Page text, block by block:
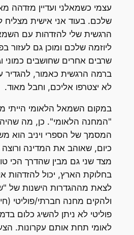
עצמי כשמאלני ועדיין מזדהה
שלכם. בעוד אני אישית
הרגשית שלי להזדהות עם
ליוזמה שלכם ומוכן גם לעזור
שרבים אחרים שחושבים כמוני
ברמה הרגשית כאמור,
לא יצטרפו אליכם, וחבל מאוד.
במקום השמאל הלאומי הייתי
"המחנה הלאומי". כן, מה
המסמך של הספרי ויניב הוא
כיום, שאוהב את המדינה
מצד שני גם מבין שהדרך הכי
בחלוקת הארץ, יכול להזדהות
לצאת מההגדרות הישנות של
ולהקים מחנה חברתי/פוליטי
פוליטי לא ניתן להשיג כלום
לאומי תחת אותם עקרונות.